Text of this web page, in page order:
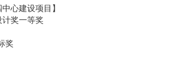
心建设项目】
奖一等奖
奖